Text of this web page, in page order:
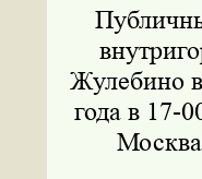
Жулебино
года в 17-